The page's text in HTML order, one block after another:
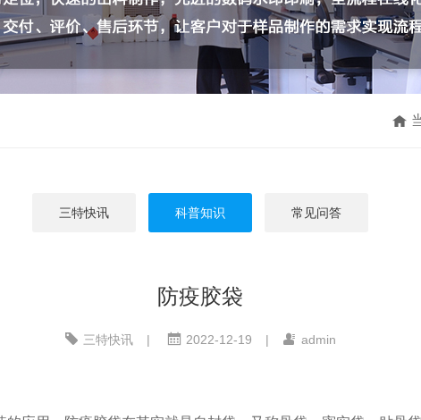
三特快讯 科普知识 常见问答
防疫胶袋
三特快讯 | 2022-12-19 | admin